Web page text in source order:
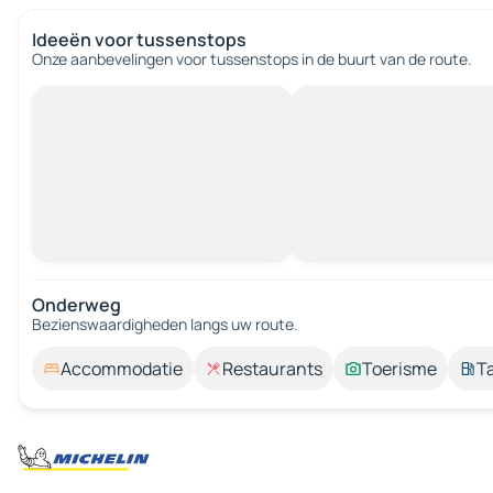
Ideeën voor tussenstops
Onze aanbevelingen voor tussenstops in de buurt van de route.
Onderweg
Bezienswaardigheden langs uw route.
Accommodatie Restaurants Toerisme